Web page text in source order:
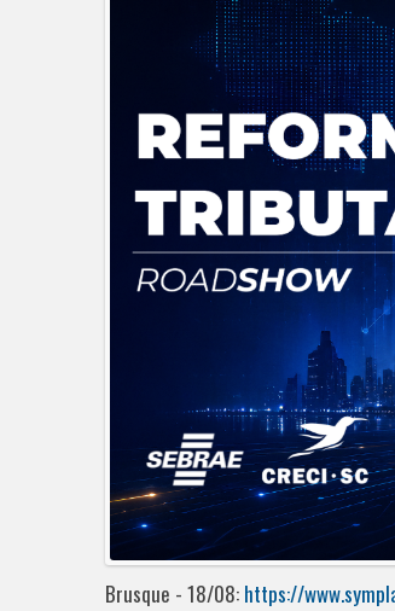
Brusque - 18/08: https://